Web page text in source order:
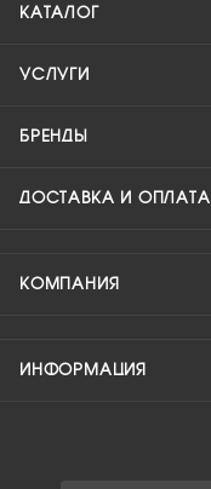
КАТАЛОГ
УСЛУГИ
БРЕНДЫ
ДОСТАВКА И ОПЛАТА
КОМПАНИЯ
ИНФОРМАЦИЯ